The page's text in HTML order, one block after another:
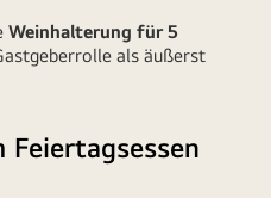
Weinhalterung für 5
als äußerst
Feiertagsessen